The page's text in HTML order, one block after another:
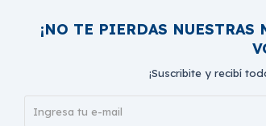
¡NO TE PIERDAS NUESTRAS
¡Suscribite y recibí